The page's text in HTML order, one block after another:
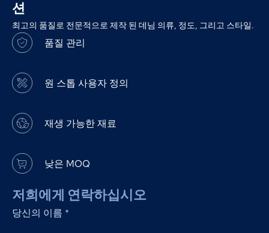
션
최고의 품질로 전문적으로 제작 된 데님 의류, 정도, 그리고 스타일.
품질 관리
원 스톱 사용자 정의
재생 가능한 재료
낮은 MOQ
저희에게 연락하십시오
당신의 이름 *